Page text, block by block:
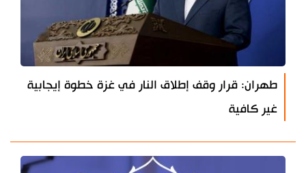
طهران: قرار وقف إطلاق النار في غزة خطوة إيجابية
غير كافية